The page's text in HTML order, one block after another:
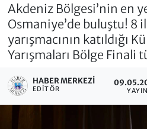
Akdeniz Bölgesi’nin en
Osmaniye’de buluştu! 8
yarışmacının katıldığı
Yarışmaları Bölge Finali
HABER MERKEZI
EDITÖR